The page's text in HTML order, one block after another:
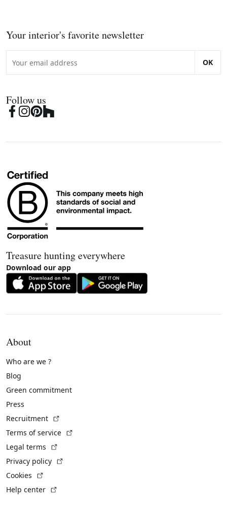
Your interior's favorite newsletter
OK
Follow us
Treasure hunting everywhere
Download our app
About
Who are we ?
Blog
Green commitment
Press
Recruitment
Terms of service
Legal terms
Privacy policy
Cookies
Help center